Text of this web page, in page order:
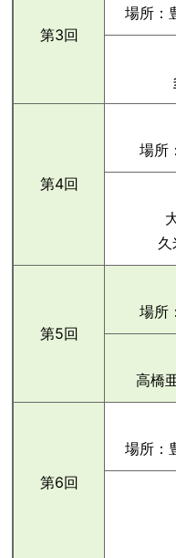
第3回
場所：
第4回
場所
第5回
場所
高橋
第6回
場所：